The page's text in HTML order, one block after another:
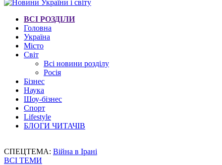
ВСІ РОЗДІЛИ
Головна
Україна
Місто
Світ
Всі новини розділу
Росія
Бізнес
Наука
Шоу-бізнес
Спорт
Lifestyle
БЛОГИ ЧИТАЧІВ
СПЕЦТЕМА: Війна в Ірані
ВСІ ТЕМИ